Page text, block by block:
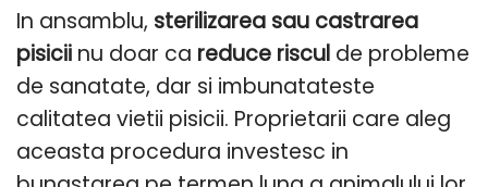
In ansamblu, sterilizarea sau castrarea
pisicii nu doar ca reduce riscul de probleme
de sanatate, dar si imbunatateste
calitatea vietii pisicii. Proprietarii care aleg
aceasta procedura investesc in